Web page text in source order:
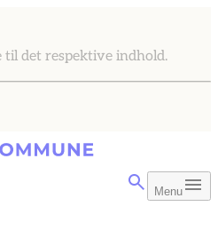
det respektive indhold.
Menu